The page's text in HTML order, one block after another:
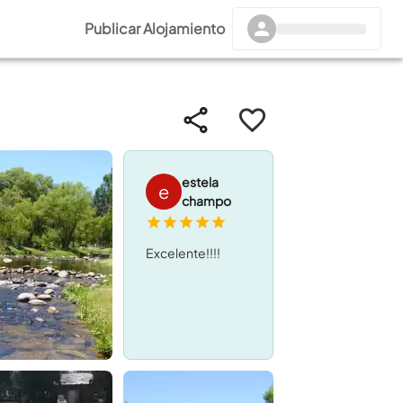
Publicar Alojamiento
e
estela
champo
Excelente!!!!